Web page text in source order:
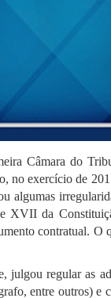
Câmara do
no exercício de
algumas
da
contratual. O
julgou regular as
entre outros) e